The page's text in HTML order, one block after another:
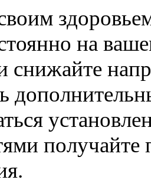
на
снижайте